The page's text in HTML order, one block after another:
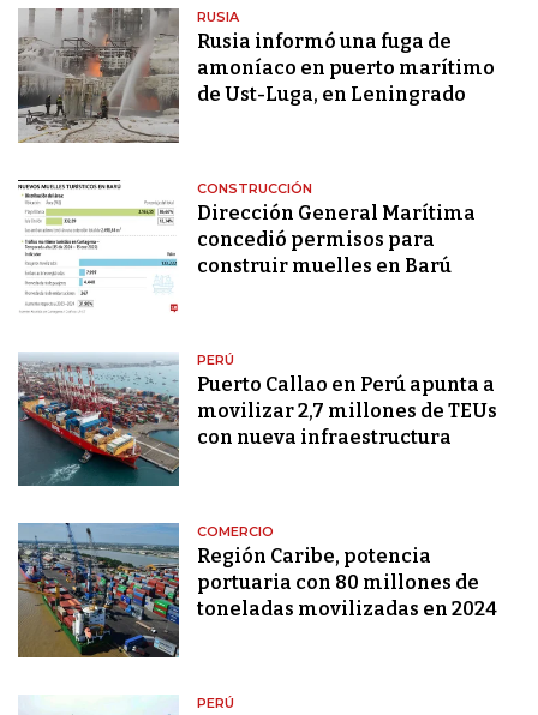
RUSIA
Rusia informó una fuga de
amoníaco en puerto marítimo
de Ust-Luga, en Leningrado
CONSTRUCCIÓN
Dirección General Marítima
concedió permisos para
construir muelles en Barú
PERÚ
Puerto Callao en Perú apunta a
movilizar 2,7 millones de TEUs
con nueva infraestructura
COMERCIO
Región Caribe, potencia
portuaria con 80 millones de
toneladas movilizadas en 2024
PERÚ